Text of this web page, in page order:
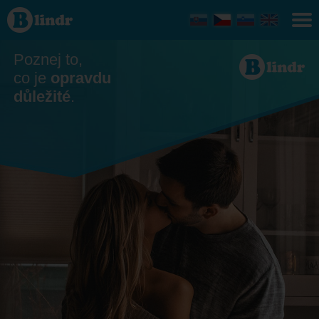
Seznamka
Jihočeský
kraj
Poznej to,
co je opravdu
důležité.